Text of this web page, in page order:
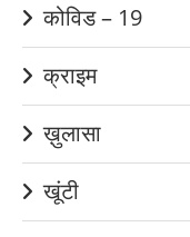
कोविड – 19
क्राइम
ख़ुलासा
खूंटी